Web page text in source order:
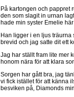
På kartongen och pappret
den som slagit in urnan
hade min syster Emelie
Han ligger i en ljus
brevid och jag satte dit ett
Jag har ställt fram lite mer
honom nära för att klara
Sorgen har gått bra, jag
vi fick istället för att känna
besviken på, Diamonds